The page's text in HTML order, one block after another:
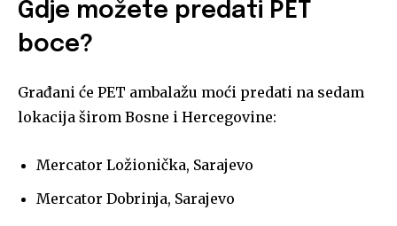
Gdje možete predati PET
boce?
Građani će PET ambalažu moći predati na sedam
lokacija širom Bosne i Hercegovine:
Mercator Ložionička, Sarajevo
Mercator Dobrinja, Sarajevo